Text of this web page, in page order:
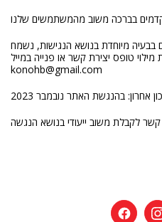
מיוחדת בנושא הנגישות, נשמח
טופס יצירת קשר או פנייה במייל:
konohb@gmail.com
אחרון: בהנגשת האתר נובמבר 2023